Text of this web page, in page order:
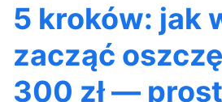
5 kroków: jak
zacząć
300 zł —